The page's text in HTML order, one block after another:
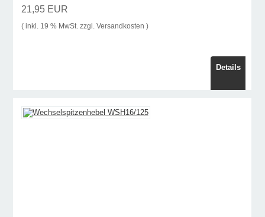
21,95 EUR
( inkl. 19 % MwSt. zzgl. Versandkosten )
Details